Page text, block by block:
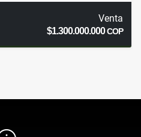
Venta
$1.300.000.000COP